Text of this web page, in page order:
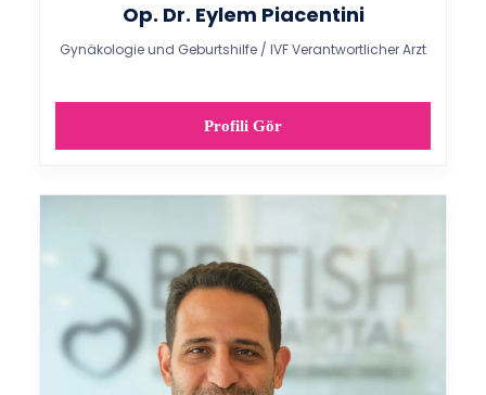
Op. Dr. Eylem Piacentini
Gynäkologie und Geburtshilfe / IVF Verantwortlicher Arzt
Profili Gör